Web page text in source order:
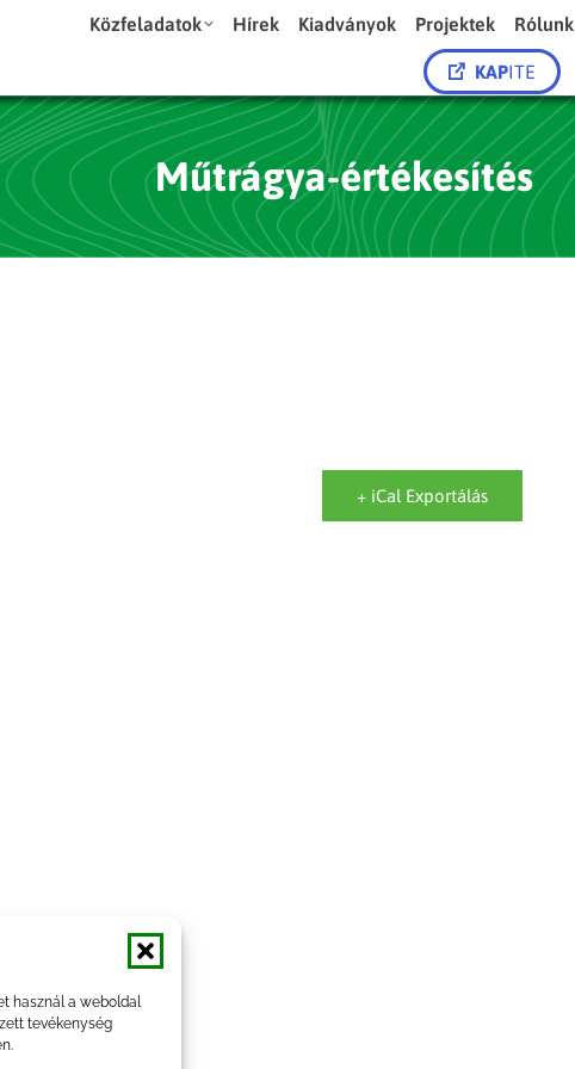
használ a weboldal
tevékenység
Közfeladatok Hírek Kiadványok Projektek Rólunk
KAPITE
Műtrágya-értékesítés
+ iCal Exportálás